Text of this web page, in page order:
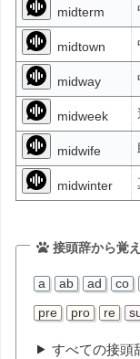
midterm
midtown
midway
midweek
midwife
midwinter
接頭辞から覚
a ab ad co
pre pro re
すべての接頭